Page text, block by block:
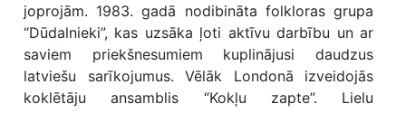
joprojām. 1983. gadā nodibināta folkloras grupa
“Dūdalnieki”, kas uzsāka ļoti aktīvu darbību un ar
saviem priekšnesumiem kuplinājusi daudzus
latviešu sarīkojumus. Vēlāk Londonā izveidojās
koklētāju ansamblis “Kokļu zapte”. Lielu